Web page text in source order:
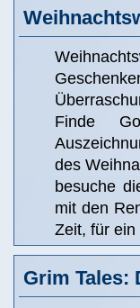
Finde
des
besuche
mit den
Zeit, für
Grim Tales: